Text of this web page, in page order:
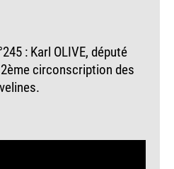
: Karl OLIVE, député
circonscription des